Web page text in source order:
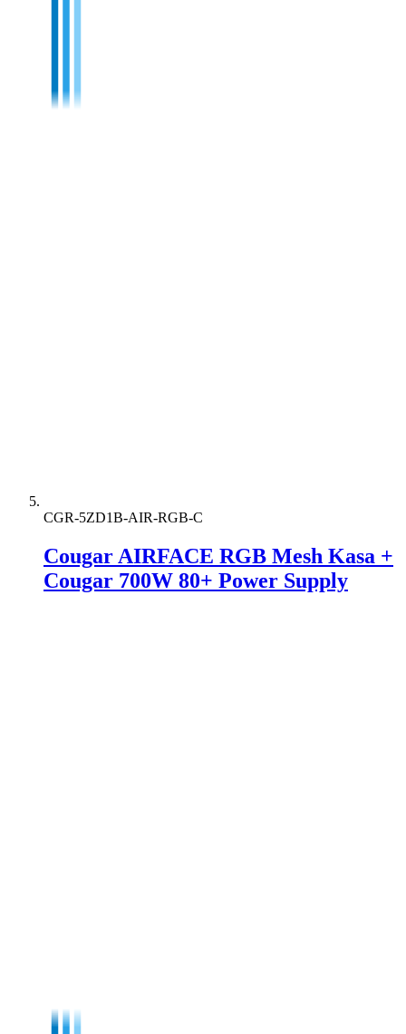
CGR-5ZD1B-AIR-RGB-C
Cougar AIRFACE RGB Mesh Kasa +
Cougar 700W 80+ Power Supply